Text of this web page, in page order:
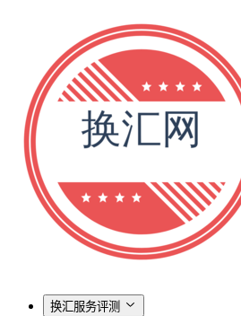
换汇服务评测